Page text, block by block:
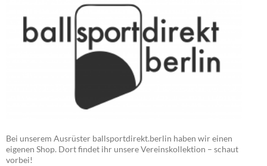
Bei unserem Ausrüster ballsportdirekt.berlin haben wir einen
eigenen Shop. Dort findet ihr unsere Vereinskollektion – schaut
vorbei!